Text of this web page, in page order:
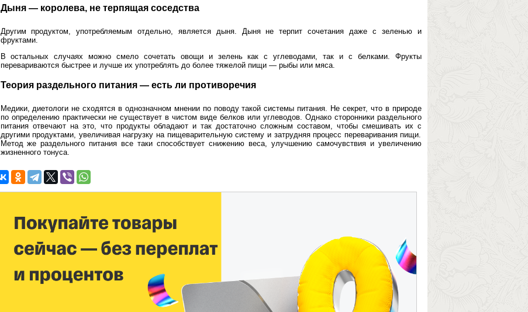
Дыня — королева, не терпящая соседства
Другим продуктом, употребляемым отдельно, является дыня. Дыня не терпит сочетания даже с зеленью и
фруктами.
В остальных случаях можно смело сочетать овощи и зелень как с углеводами, так и с белками. Фрукты
перевариваются быстрее и лучше их употреблять до более тяжелой пищи — рыбы или мяса.
Теория раздельного питания — есть ли противоречия
Медики, диетологи не сходятся в однозначном мнении по поводу такой системы питания. Не секрет, что в природе
по определению практически не существует в чистом виде белков или углеводов. Однако сторонники раздельного
питания отвечают на это, что продукты обладают и так достаточно сложным составом, чтобы смешивать их с
другими продуктами, увеличивая нагрузку на пищеварительную систему и затрудняя процесс переваривания пищи.
Метод же раздельного питания все таки способствует снижению веса, улучшению самочувствия и увеличению
жизненного тонуса.